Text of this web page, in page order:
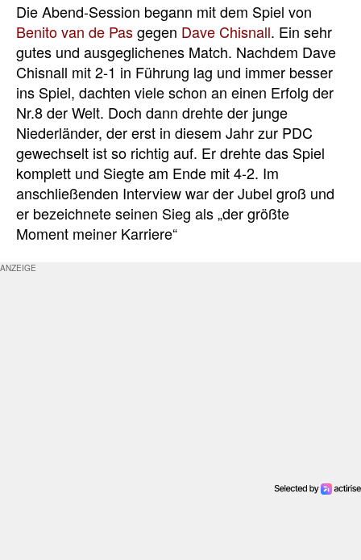
Die Abend-Session begann mit dem Spiel von
Benito van de Pasgegen Dave Chisnall. Ein sehr
gutes und ausgeglichenes Match. Nachdem Dave
Chisnall mit 2-1 in Führung lag und immer besser
ins Spiel, dachten viele schon an einen Erfolg der
Nr.8 der Welt. Doch dann drehte der junge
Niederländer, der erst in diesem Jahr zur PDC
gewechselt ist so richtig auf. Er drehte das Spiel
komplett und Siegte am Ende mit 4-2. Im
anschließenden Interview war der Jubel groß und
er bezeichnete seinen Sieg als „der größte
Moment meiner Karriere“